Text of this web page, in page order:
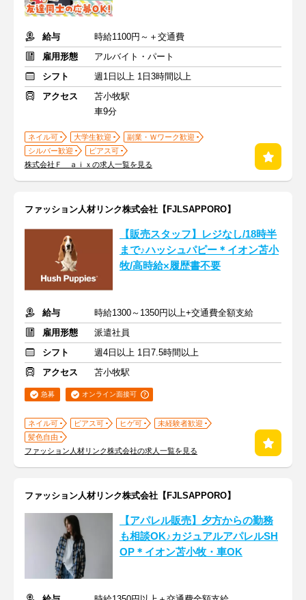
給与
時給1100円～＋交通費
雇用形態
アルバイト・パート
シフト
週1日以上 1日3時間以上
アクセス
苫小牧駅
車9分
ネイル可 大学生歓迎
副業・Ｗワーク歓迎
シルバー歓迎
ピアス可
株式会社Ｆ ａｉｘの求人一覧を見る
ファッション人材リンク株式会社【FJLSAPPORO】
【販売スタッフ】レジなし/18時半
まで♪ハッシュパピー＊イオン苫小
牧/高時給×履歴書不要
給与
時給1300～1350円以上+交通費全額支給
雇用形態
派遣社員
シフト
週4日以上 1日7.5時間以上
アクセス
苫小牧駅
急募 オンライン面接可
ネイル可 ピアス可 ヒゲ可
未経験者歓迎
髪色自由
ファッション人材リンク株式会社の求人一覧を見る
ファッション人材リンク株式会社【FJLSAPPORO】
【アパレル販売】夕方からの勤務
も相談OK♪カジュアルアパレルSH
OP＊イオン苫小牧・車OK